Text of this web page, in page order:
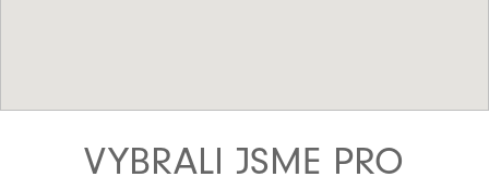
VYBRALI JSME PRO